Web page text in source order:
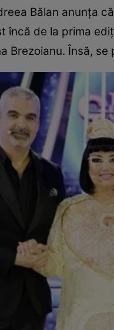
Bălan anunța
încă de la prima
Brezoianu. Însă,